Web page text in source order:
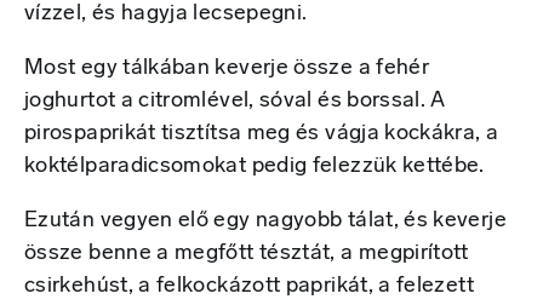
vízzel, és hagyja lecsepegni.
Most egy tálkában keverje össze a fehér
joghurtot a citromlével, sóval és borssal. A
pirospaprikát tisztítsa meg és vágja kockákra, a
koktélparadicsomokat pedig felezzük kettébe.
Ezután vegyen elő egy nagyobb tálat, és keverje
össze benne a megfőtt tésztát, a megpirított
csirkehúst, a felkockázott paprikát, a felezett